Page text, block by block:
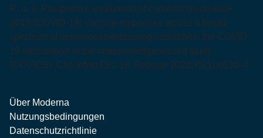
R, u. a. Prospective evaluation of coronavirus disease
2019 (COVID-19) vaccine responses across a broad
spectrum of immunocompromising conditions: the COVID-
19 vaccination in the immunocompromised study
(COVICS). Clin Infect Dis. 18. Februar 2022;75(1):e630–4
Über Moderna
Nutzungsbedingungen
Datenschutzrichtlinie